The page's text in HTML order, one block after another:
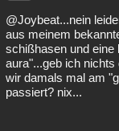
@Joybeat...nein
aus meinem
schißhasen und eine
aura"...geb ich
wir damals mal am
passiert? nix...